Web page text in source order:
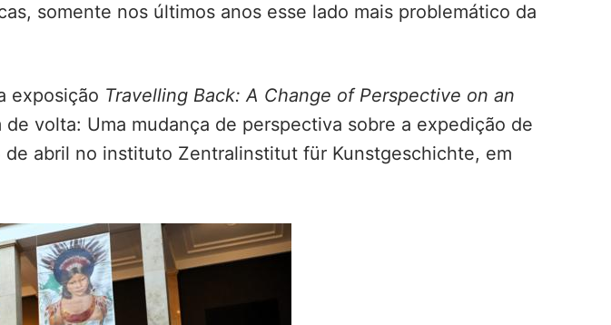
somente nos últimos anos esse lado mais problemático da
exposição Travelling Back: A Change of Perspective on an
de volta: Uma mudança de perspectiva sobre a expedição de
abril no instituto Zentralinstitut für Kunstgeschichte, em